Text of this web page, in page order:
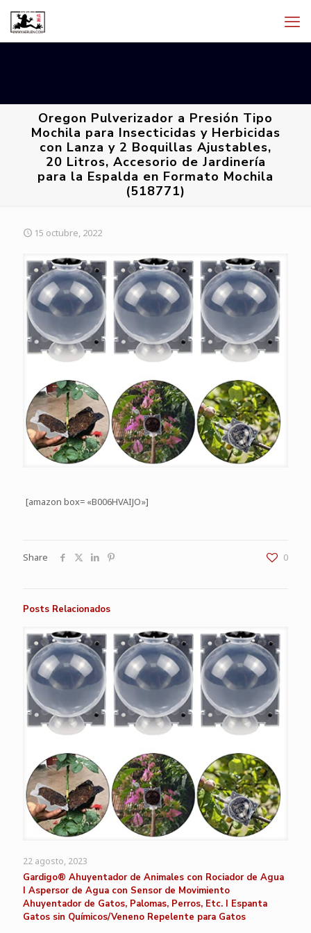
Oregon Pulverizador a Presión Tipo
Mochila para Insecticidas y Herbicidas
con Lanza y 2 Boquillas Ajustables,
20 Litros, Accesorio de Jardinería
para la Espalda en Formato Mochila
(518771)
15 octubre, 2022
[amazon box= «B006HVAIJO»]
Share 0
Posts Relacionados
22 agosto, 2023
Gardigo® Ahuyentador de Animales con Rociador de Agua
I Aspersor de Agua con Sensor de Movimiento
Ahuyentador de Gatos, Palomas, Perros, Etc. I Espanta
Gatos sin Químicos/Veneno Repelente para Gatos